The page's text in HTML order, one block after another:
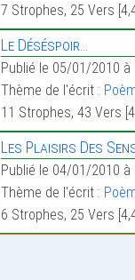
7 Strophes, 25 Vers
Le Déséspoir…
Publié le 05/01/2010 à
Thème de l'écrit :
11 Strophes, 43 Vers
Les Plaisirs Des
Publié le 04/01/2010 à
Thème de l'écrit :
6 Strophes, 25 Vers